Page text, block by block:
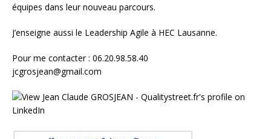
équipes dans leur nouveau parcours.
J’enseigne aussi le Leadership Agile à HEC Lausanne.
Pour me contacter : 06.20.98.58.40
jcgrosjean@gmail.com